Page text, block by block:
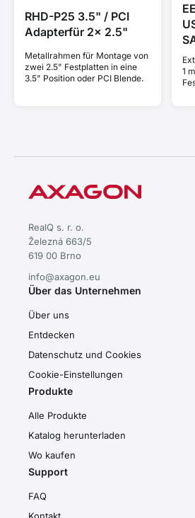
RHD-P25 3.5" / PCI
Adapterfür 2x 2.5"
Metallrahmen für Montage von
zwei 2.5" Festplatten in eine
3.5" Position oder PCI Blende.
1
RealQ s. r. o.
Železná 663/5
619 00 Brno
info@axagon.eu
Über das Unternehmen
Über uns
Entdecken
Datenschutz und Cookies
Cookie-Einstellungen
Produkte
Alle Produkte
Katalog herunterladen
Wo kaufen
Support
FAQ
Kontakt